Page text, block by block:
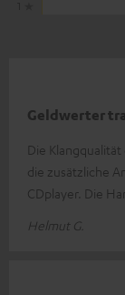
Geldwerter
Die
die zusätzliche
CDplayer. Die
Helmut G.